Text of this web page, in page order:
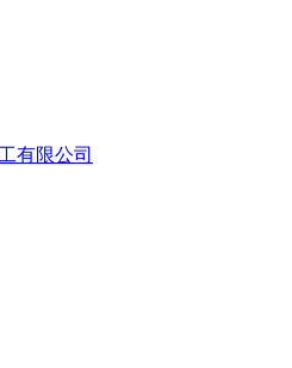
有限公司